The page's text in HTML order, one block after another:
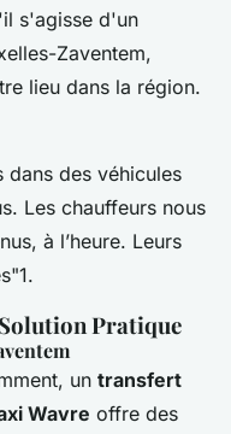
s'agisse d'un
Zaventem,
lieu dans la région.
dans des véhicules
Les chauffeurs nous
à l’heure. Leurs
Pratique
un transfert
Wavre offre des